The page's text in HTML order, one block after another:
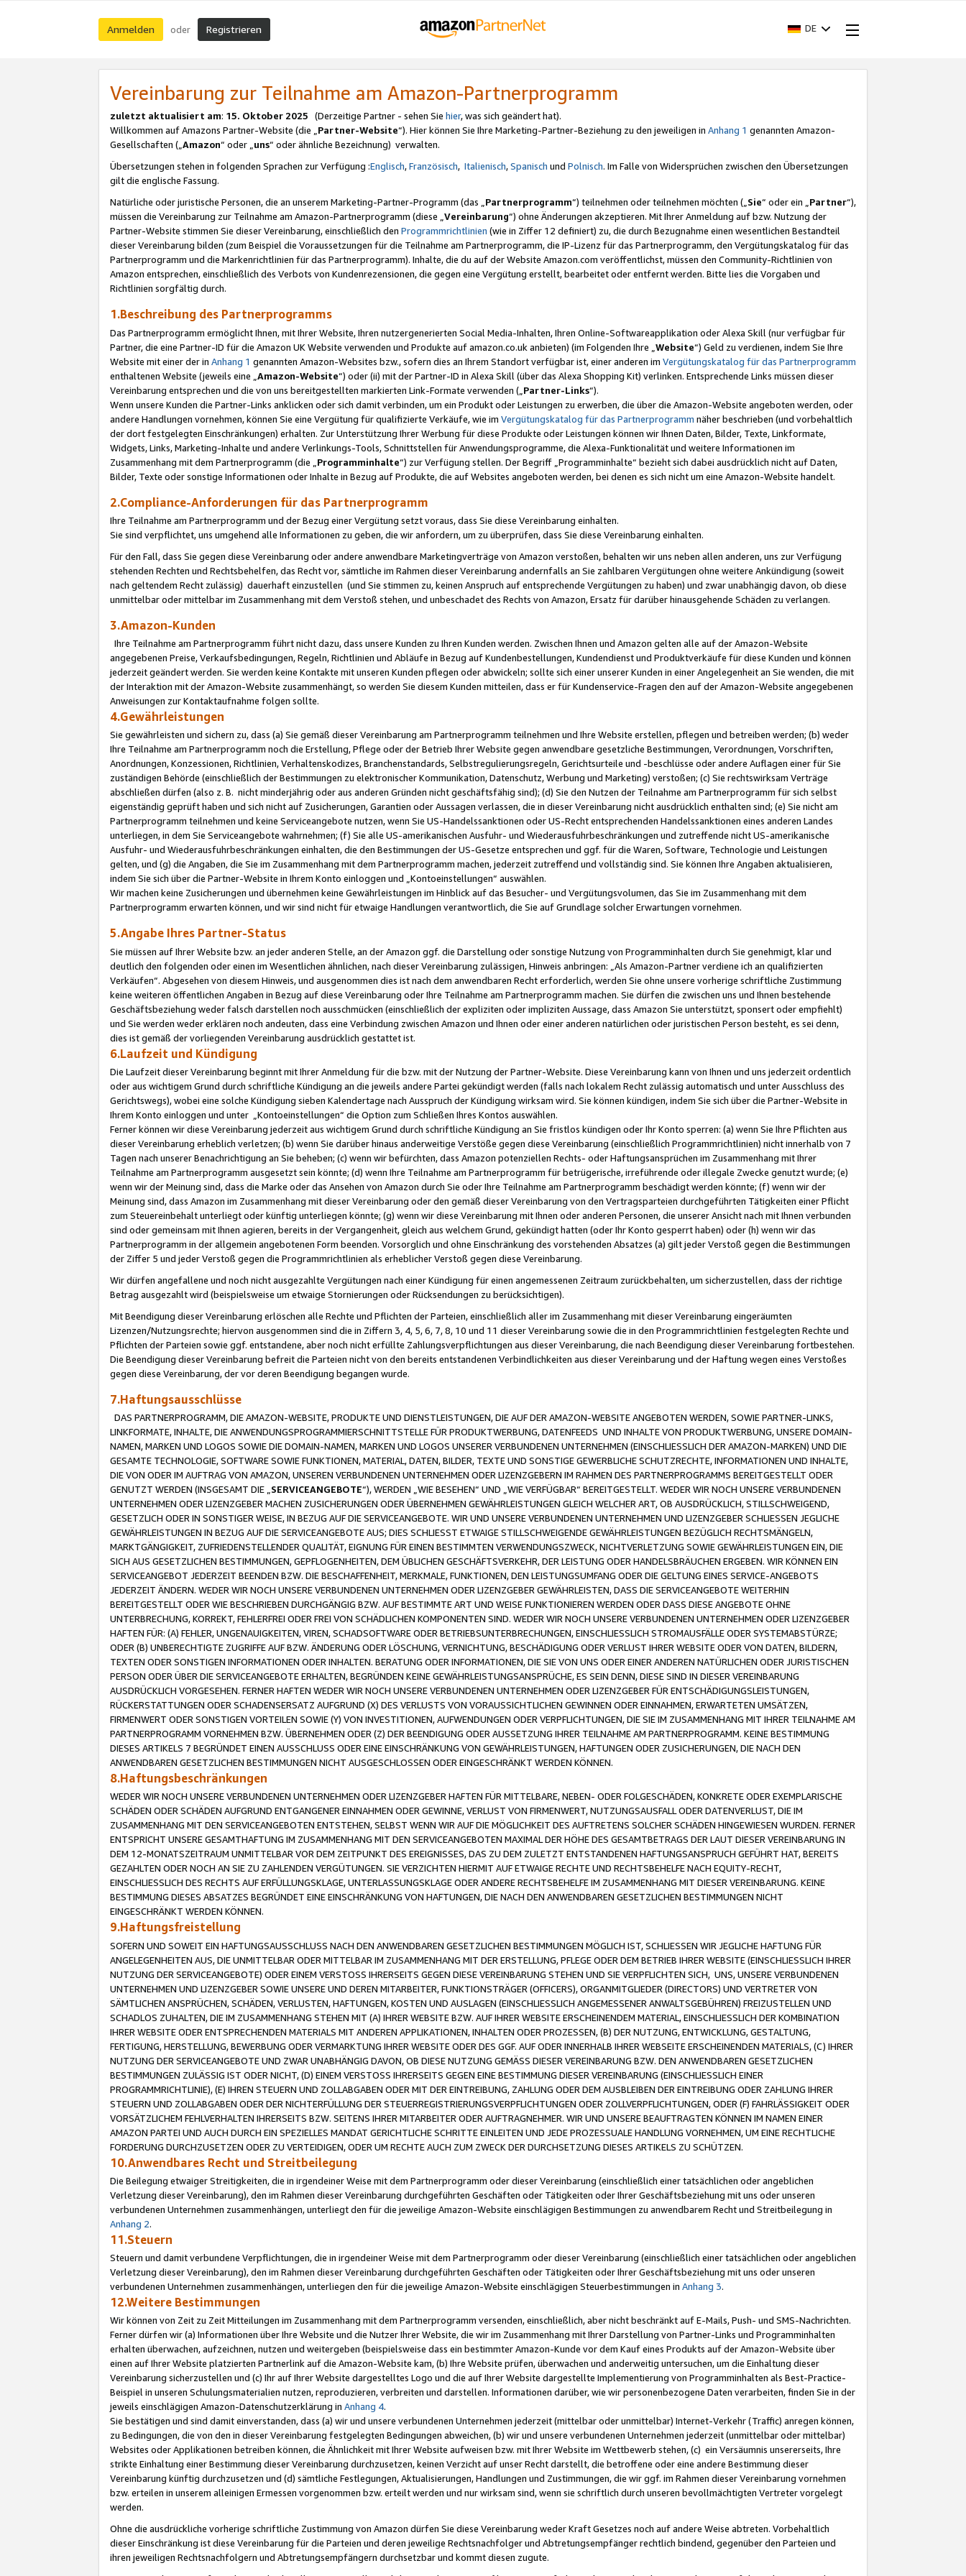
Anmelden oder Registrieren DE
Vereinbarung zur Teilnahme am Amazon-Partnerprogramm
zuletzt aktualisiert am: 15. Oktober 2025 (Derzeitige Partner - sehen Sie hier, was sich geändert hat).
Willkommen auf Amazons Partner-Website (die „Partner-Website“). Hier können Sie Ihre Marketing-Partner-Beziehung zu den jeweiligen in Anhang 1 genannten Amazon-
Gesellschaften („Amazon“ oder „uns“ oder ähnliche Bezeichnung) verwalten.
Übersetzungen stehen in folgenden Sprachen zur Verfügung :Englisch,Französisch, Italienisch,Spanisch und Polnisch. Im Falle von Widersprüchen zwischen den Übersetzungen
gilt die englische Fassung.
Natürliche oder juristische Personen, die an unserem Marketing-Partner-Programm (das „Partnerprogramm“) teilnehmen oder teilnehmen möchten („Sie“ oder ein „Partner“),
müssen die Vereinbarung zur Teilnahme am Amazon-Partnerprogramm (diese „Vereinbarung“) ohne Änderungen akzeptieren. Mit Ihrer Anmeldung auf bzw. Nutzung der
Partner-Website stimmen Sie dieser Vereinbarung, einschließlich den Programmrichtlinien (wie in Ziffer 12 definiert) zu, die durch Bezugnahme einen wesentlichen Bestandteil
dieser Vereinbarung bilden (zum Beispiel die Voraussetzungen für die Teilnahme am Partnerprogramm, die IP-Lizenz für das Partnerprogramm, den Vergütungskatalog für das
Partnerprogramm und die Markenrichtlinien für das Partnerprogramm). Inhalte, die du auf der Website Amazon.com veröffentlichst, müssen den Community-Richtlinien von
Amazon entsprechen, einschließlich des Verbots von Kundenrezensionen, die gegen eine Vergütung erstellt, bearbeitet oder entfernt werden. Bitte lies die Vorgaben und
Richtlinien sorgfältig durch.
1.Beschreibung des Partnerprogramms
Das Partnerprogramm ermöglicht Ihnen, mit Ihrer Website, Ihren nutzergenerierten Social Media-Inhalten, Ihren Online-Softwareapplikation oder Alexa Skill (nur verfügbar für
Partner, die eine Partner-ID für die Amazon UK Website verwenden und Produkte auf amazon.co.uk anbieten) (im Folgenden Ihre „ Website“) Geld zu verdienen, indem Sie Ihre
Website mit einer der in Anhang 1 genannten Amazon-Websites bzw., sofern dies an Ihrem Standort verfügbar ist, einer anderen im Vergütungskatalog für das Partnerprogramm
enthaltenen Website (jeweils eine „ Amazon-Website“) oder (ii) mit der Partner-ID in Alexa Skill (über das Alexa Shopping Kit) verlinken. Entsprechende Links müssen dieser
Vereinbarung entsprechen und die von uns bereitgestellten markierten Link-Formate verwenden („ Partner-Links“).
Wenn unsere Kunden die Partner-Links anklicken oder sich damit verbinden, um ein Produkt oder Leistungen zu erwerben, die über die Amazon-Website angeboten werden, oder
andere Handlungen vornehmen, können Sie eine Vergütung für qualifizierte Verkäufe, wie im Vergütungskatalog für das Partnerprogramm näher beschrieben (und vorbehaltlich
der dort festgelegten Einschränkungen) erhalten. Zur Unterstützung Ihrer Werbung für diese Produkte oder Leistungen können wir Ihnen Daten, Bilder, Texte, Linkformate,
Widgets, Links, Marketing-Inhalte und andere Verlinkungs-Tools, Schnittstellen für Anwendungsprogramme, die Alexa-Funktionalität und weitere Informationen im
Zusammenhang mit dem Partnerprogramm (die „ Programminhalte“) zur Verfügung stellen. Der Begriff „Programminhalte“ bezieht sich dabei ausdrücklich nicht auf Daten,
Bilder, Texte oder sonstige Informationen oder Inhalte in Bezug auf Produkte, die auf Websites angeboten werden, bei denen es sich nicht um eine Amazon-Website handelt.
2.Compliance-Anforderungen für das Partnerprogramm
Ihre Teilnahme am Partnerprogramm und der Bezug einer Vergütung setzt voraus, dass Sie diese Vereinbarung einhalten.
Sie sind verpflichtet, uns umgehend alle Informationen zu geben, die wir anfordern, um zu überprüfen, dass Sie diese Vereinbarung einhalten.
Für den Fall, dass Sie gegen diese Vereinbarung oder andere anwendbare Marketingverträge von Amazon verstoßen, behalten wir uns neben allen anderen, uns zur Verfügung
stehenden Rechten und Rechtsbehelfen, das Recht vor, sämtliche im Rahmen dieser Vereinbarung andernfalls an Sie zahlbaren Vergütungen ohne weitere Ankündigung (soweit
nach geltendem Recht zulässig) dauerhaft einzustellen (und Sie stimmen zu, keinen Anspruch auf entsprechende Vergütungen zu haben) und zwar unabhängig davon, ob diese
unmittelbar oder mittelbar im Zusammenhang mit dem Verstoß stehen, und unbeschadet des Rechts von Amazon, Ersatz für darüber hinausgehende Schäden zu verlangen.
3.Amazon-Kunden
Ihre Teilnahme am Partnerprogramm führt nicht dazu, dass unsere Kunden zu Ihren Kunden werden. Zwischen Ihnen und Amazon gelten alle auf der Amazon-Website
angegebenen Preise, Verkaufsbedingungen, Regeln, Richtlinien und Abläufe in Bezug auf Kundenbestellungen, Kundendienst und Produktverkäufe für diese Kunden und können
jederzeit geändert werden. Sie werden keine Kontakte mit unseren Kunden pflegen oder abwickeln; sollte sich einer unserer Kunden in einer Angelegenheit an Sie wenden, die mit
der Interaktion mit der Amazon-Website zusammenhängt, so werden Sie diesem Kunden mitteilen, dass er für Kundenservice-Fragen den auf der Amazon-Website angegebenen
Anweisungen zur Kontaktaufnahme folgen sollte.
4.Gewährleistungen
Sie gewährleisten und sichern zu, dass (a) Sie gemäß dieser Vereinbarung am Partnerprogramm teilnehmen und Ihre Website erstellen, pflegen und betreiben werden; (b) weder
Ihre Teilnahme am Partnerprogramm noch die Erstellung, Pflege oder der Betrieb Ihrer Website gegen anwendbare gesetzliche Bestimmungen, Verordnungen, Vorschriften,
Anordnungen, Konzessionen, Richtlinien, Verhaltenskodizes, Branchenstandards, Selbstregulierungsregeln, Gerichtsurteile und -beschlüsse oder andere Auflagen einer für Sie
zuständigen Behörde (einschließlich der Bestimmungen zu elektronischer Kommunikation, Datenschutz, Werbung und Marketing) verstoßen; (c) Sie rechtswirksam Verträge
abschließen dürfen (also z. B. nicht minderjährig oder aus anderen Gründen nicht geschäftsfähig sind); (d) Sie den Nutzen der Teilnahme am Partnerprogramm für sich selbst
eigenständig geprüft haben und sich nicht auf Zusicherungen, Garantien oder Aussagen verlassen, die in dieser Vereinbarung nicht ausdrücklich enthalten sind; (e) Sie nicht am
Partnerprogramm teilnehmen und keine Serviceangebote nutzen, wenn Sie US-Handelssanktionen oder US-Recht entsprechenden Handelssanktionen eines anderen Landes
unterliegen, in dem Sie Serviceangebote wahrnehmen; (f) Sie alle US-amerikanischen Ausfuhr- und Wiederausfuhrbeschränkungen und zutreffende nicht US-amerikanische
Ausfuhr- und Wiederausfuhrbeschränkungen einhalten, die den Bestimmungen der US-Gesetze entsprechen und ggf. für die Waren, Software, Technologie und Leistungen
gelten, und (g) die Angaben, die Sie im Zusammenhang mit dem Partnerprogramm machen, jederzeit zutreffend und vollständig sind. Sie können Ihre Angaben aktualisieren,
indem Sie sich über die Partner-Website in Ihrem Konto einloggen und „Kontoeinstellungen“ auswählen.
Wir machen keine Zusicherungen und übernehmen keine Gewährleistungen im Hinblick auf das Besucher- und Vergütungsvolumen, das Sie im Zusammenhang mit dem
Partnerprogramm erwarten können, und wir sind nicht für etwaige Handlungen verantwortlich, die Sie auf Grundlage solcher Erwartungen vornehmen.
5.Angabe Ihres Partner-Status
Sie müssen auf Ihrer Website bzw. an jeder anderen Stelle, an der Amazon ggf. die Darstellung oder sonstige Nutzung von Programminhalten durch Sie genehmigt, klar und
deutlich den folgenden oder einen im Wesentlichen ähnlichen, nach dieser Vereinbarung zulässigen, Hinweis anbringen: „Als Amazon-Partner verdiene ich an qualifizierten
Verkäufen“. Abgesehen von diesem Hinweis, und ausgenommen dies ist nach dem anwendbaren Recht erforderlich, werden Sie ohne unsere vorherige schriftliche Zustimmung
keine weiteren öffentlichen Angaben in Bezug auf diese Vereinbarung oder Ihre Teilnahme am Partnerprogramm machen. Sie dürfen die zwischen uns und Ihnen bestehende
Geschäftsbeziehung weder falsch darstellen noch ausschmücken (einschließlich der expliziten oder impliziten Aussage, dass Amazon Sie unterstützt, sponsert oder empfiehlt)
und Sie werden weder erklären noch andeuten, dass eine Verbindung zwischen Amazon und Ihnen oder einer anderen natürlichen oder juristischen Person besteht, es sei denn,
dies ist gemäß der vorliegenden Vereinbarung ausdrücklich gestattet ist.
6.Laufzeit und Kündigung
Die Laufzeit dieser Vereinbarung beginnt mit Ihrer Anmeldung für die bzw. mit der Nutzung der Partner-Website. Diese Vereinbarung kann von Ihnen und uns jederzeit ordentlich
oder aus wichtigem Grund durch schriftliche Kündigung an die jeweils andere Partei gekündigt werden (falls nach lokalem Recht zulässig automatisch und unter Ausschluss des
Gerichtswegs), wobei eine solche Kündigung sieben Kalendertage nach Ausspruch der Kündigung wirksam wird. Sie können kündigen, indem Sie sich über die Partner-Website in
Ihrem Konto einloggen und unter „Kontoeinstellungen“ die Option zum Schließen Ihres Kontos auswählen.
Ferner können wir diese Vereinbarung jederzeit aus wichtigem Grund durch schriftliche Kündigung an Sie fristlos kündigen oder Ihr Konto sperren: (a) wenn Sie Ihre Pflichten aus
dieser Vereinbarung erheblich verletzen; (b) wenn Sie darüber hinaus anderweitige Verstöße gegen diese Vereinbarung (einschließlich Programmrichtlinien) nicht innerhalb von 7
Tagen nach unserer Benachrichtigung an Sie beheben; (c) wenn wir befürchten, dass Amazon potenziellen Rechts- oder Haftungsansprüchen im Zusammenhang mit Ihrer
Teilnahme am Partnerprogramm ausgesetzt sein könnte; (d) wenn Ihre Teilnahme am Partnerprogramm für betrügerische, irreführende oder illegale Zwecke genutzt wurde; (e)
wenn wir der Meinung sind, dass die Marke oder das Ansehen von Amazon durch Sie oder Ihre Teilnahme am Partnerprogramm beschädigt werden könnte; (f) wenn wir der
Meinung sind, dass Amazon im Zusammenhang mit dieser Vereinbarung oder den gemäß dieser Vereinbarung von den Vertragsparteien durchgeführten Tätigkeiten einer Pflicht
zum Steuereinbehalt unterliegt oder künftig unterliegen könnte; (g) wenn wir diese Vereinbarung mit Ihnen oder anderen Personen, die unserer Ansicht nach mit Ihnen verbunden
sind oder gemeinsam mit Ihnen agieren, bereits in der Vergangenheit, gleich aus welchem Grund, gekündigt hatten (oder Ihr Konto gesperrt haben) oder (h) wenn wir das
Partnerprogramm in der allgemein angebotenen Form beenden. Vorsorglich und ohne Einschränkung des vorstehenden Absatzes (a) gilt jeder Verstoß gegen die Bestimmungen
der Ziffer 5 und jeder Verstoß gegen die Programmrichtlinien als erheblicher Verstoß gegen diese Vereinbarung.
Wir dürfen angefallene und noch nicht ausgezahlte Vergütungen nach einer Kündigung für einen angemessenen Zeitraum zurückbehalten, um sicherzustellen, dass der richtige
Betrag ausgezahlt wird (beispielsweise um etwaige Stornierungen oder Rücksendungen zu berücksichtigen).
Mit Beendigung dieser Vereinbarung erlöschen alle Rechte und Pflichten der Parteien, einschließlich aller im Zusammenhang mit dieser Vereinbarung eingeräumten
Lizenzen/Nutzungsrechte; hiervon ausgenommen sind die in Ziffern 3, 4, 5, 6, 7, 8, 10 und 11 dieser Vereinbarung sowie die in den Programmrichtlinien festgelegten Rechte und
Pflichten der Parteien sowie ggf. entstandene, aber noch nicht erfüllte Zahlungsverpflichtungen aus dieser Vereinbarung, die nach Beendigung dieser Vereinbarung fortbestehen.
Die Beendigung dieser Vereinbarung befreit die Parteien nicht von den bereits entstandenen Verbindlichkeiten aus dieser Vereinbarung und der Haftung wegen eines Verstoßes
gegen diese Vereinbarung, der vor deren Beendigung begangen wurde.
7.Haftungsausschlüsse
DAS PARTNERPROGRAMM, DIE AMAZON-WEBSITE, PRODUKTE UND DIENSTLEISTUNGEN, DIE AUF DER AMAZON-WEBSITE ANGEBOTEN WERDEN, SOWIE PARTNER-LINKS,
LINKFORMATE, INHALTE, DIE ANWENDUNGSPROGRAMMIERSCHNITTSTELLE FÜR PRODUKTWERBUNG, DATENFEEDS UND INHALTE VON PRODUKTWERBUNG, UNSERE DOMAIN-
NAMEN, MARKEN UND LOGOS SOWIE DIE DOMAIN-NAMEN, MARKEN UND LOGOS UNSERER VERBUNDENEN UNTERNEHMEN (EINSCHLIESSLICH DER AMAZON-MARKEN) UND DIE
GESAMTE TECHNOLOGIE, SOFTWARE SOWIE FUNKTIONEN, MATERIAL, DATEN, BILDER, TEXTE UND SONSTIGE GEWERBLICHE SCHUTZRECHTE, INFORMATIONEN UND INHALTE,
DIE VON ODER IM AUFTRAG VON AMAZON, UNSEREN VERBUNDENEN UNTERNEHMEN ODER LIZENZGEBERN IM RAHMEN DES PARTNERPROGRAMMS BEREITGESTELLT ODER
GENUTZT WERDEN (INSGESAMT DIE „ SERVICEANGEBOTE“), WERDEN „WIE BESEHEN“ UND „WIE VERFÜGBAR“ BEREITGESTELLT. WEDER WIR NOCH UNSERE VERBUNDENEN
UNTERNEHMEN ODER LIZENZGEBER MACHEN ZUSICHERUNGEN ODER ÜBERNEHMEN GEWÄHRLEISTUNGEN GLEICH WELCHER ART, OB AUSDRÜCKLICH, STILLSCHWEIGEND,
GESETZLICH ODER IN SONSTIGER WEISE, IN BEZUG AUF DIE SERVICEANGEBOTE. WIR UND UNSERE VERBUNDENEN UNTERNEHMEN UND LIZENZGEBER SCHLIESSEN JEGLICHE
GEWÄHRLEISTUNGEN IN BEZUG AUF DIE SERVICEANGEBOTE AUS; DIES SCHLIESST ETWAIGE STILLSCHWEIGENDE GEWÄHRLEISTUNGEN BEZÜGLICH RECHTSMÄNGELN,
MARKTGÄNGIGKEIT, ZUFRIEDENSTELLENDER QUALITÄT, EIGNUNG FÜR EINEN BESTIMMTEN VERWENDUNGSZWECK, NICHTVERLETZUNG SOWIE GEWÄHRLEISTUNGEN EIN, DIE
SICH AUS GESETZLICHEN BESTIMMUNGEN, GEPFLOGENHEITEN, DEM ÜBLICHEN GESCHÄFTSVERKEHR, DER LEISTUNG ODER HANDELSBRÄUCHEN ERGEBEN. WIR KÖNNEN EIN
SERVICEANGEBOT JEDERZEIT BEENDEN BZW. DIE BESCHAFFENHEIT, MERKMALE, FUNKTIONEN, DEN LEISTUNGSUMFANG ODER DIE GELTUNG EINES SERVICE-ANGEBOTS
JEDERZEIT ÄNDERN. WEDER WIR NOCH UNSERE VERBUNDENEN UNTERNEHMEN ODER LIZENZGEBER GEWÄHRLEISTEN, DASS DIE SERVICEANGEBOTE WEITERHIN
BEREITGESTELLT ODER WIE BESCHRIEBEN DURCHGÄNGIG BZW. AUF BESTIMMTE ART UND WEISE FUNKTIONIEREN WERDEN ODER DASS DIESE ANGEBOTE OHNE
UNTERBRECHUNG, KORREKT, FEHLERFREI ODER FREI VON SCHÄDLICHEN KOMPONENTEN SIND. WEDER WIR NOCH UNSERE VERBUNDENEN UNTERNEHMEN ODER LIZENZGEBER
HAFTEN FÜR: (A) FEHLER, UNGENAUIGKEITEN, VIREN, SCHADSOFTWARE ODER BETRIEBSUNTERBRECHUNGEN, EINSCHLIESSLICH STROMAUSFÄLLE ODER SYSTEMABSTÜRZE;
ODER (B) UNBERECHTIGTE ZUGRIFFE AUF BZW. ÄNDERUNG ODER LÖSCHUNG, VERNICHTUNG, BESCHÄDIGUNG ODER VERLUST IHRER WEBSITE ODER VON DATEN, BILDERN,
TEXTEN ODER SONSTIGEN INFORMATIONEN ODER INHALTEN. BERATUNG ODER INFORMATIONEN, DIE SIE VON UNS ODER EINER ANDEREN NATÜRLICHEN ODER JURISTISCHEN
PERSON ODER ÜBER DIE SERVICEANGEBOTE ERHALTEN, BEGRÜNDEN KEINE GEWÄHRLEISTUNGSANSPRÜCHE, ES SEIN DENN, DIESE SIND IN DIESER VEREINBARUNG
AUSDRÜCKLICH VORGESEHEN. FERNER HAFTEN WEDER WIR NOCH UNSERE VERBUNDENEN UNTERNEHMEN ODER LIZENZGEBER FÜR ENTSCHÄDIGUNGSLEISTUNGEN,
RÜCKERSTATTUNGEN ODER SCHADENSERSATZ AUFGRUND (X) DES VERLUSTS VON VORAUSSICHTLICHEN GEWINNEN ODER EINNAHMEN, ERWARTETEN UMSÄTZEN,
FIRMENWERT ODER SONSTIGEN VORTEILEN SOWIE (Y) VON INVESTITIONEN, AUFWENDUNGEN ODER VERPFLICHTUNGEN, DIE SIE IM ZUSAMMENHANG MIT IHRER TEILNAHME AM
PARTNERPROGRAMM VORNEHMEN BZW. ÜBERNEHMEN ODER (Z) DER BEENDIGUNG ODER AUSSETZUNG IHRER TEILNAHME AM PARTNERPROGRAMM. KEINE BESTIMMUNG
DIESES ARTIKELS 7 BEGRÜNDET EINEN AUSSCHLUSS ODER EINE EINSCHRÄNKUNG VON GEWÄHRLEISTUNGEN, HAFTUNGEN ODER ZUSICHERUNGEN, DIE NACH DEN
ANWENDBAREN GESETZLICHEN BESTIMMUNGEN NICHT AUSGESCHLOSSEN ODER EINGESCHRÄNKT WERDEN KÖNNEN.
8.Haftungsbeschränkungen
WEDER WIR NOCH UNSERE VERBUNDENEN UNTERNEHMEN ODER LIZENZGEBER HAFTEN FÜR MITTELBARE, NEBEN- ODER FOLGESCHÄDEN, KONKRETE ODER EXEMPLARISCHE
SCHÄDEN ODER SCHÄDEN AUFGRUND ENTGANGENER EINNAHMEN ODER GEWINNE, VERLUST VON FIRMENWERT, NUTZUNGSAUSFALL ODER DATENVERLUST, DIE IM
ZUSAMMENHANG MIT DEN SERVICEANGEBOTEN ENTSTEHEN, SELBST WENN WIR AUF DIE MÖGLICHKEIT DES AUFTRETENS SOLCHER SCHÄDEN HINGEWIESEN WURDEN. FERNER
ENTSPRICHT UNSERE GESAMTHAFTUNG IM ZUSAMMENHANG MIT DEN SERVICEANGEBOTEN MAXIMAL DER HÖHE DES GESAMTBETRAGS DER LAUT DIESER VEREINBARUNG IN
DEM 12-MONATSZEITRAUM UNMITTELBAR VOR DEM ZEITPUNKT DES EREIGNISSES, DAS ZU DEM ZULETZT ENTSTANDENEN HAFTUNGSANSPRUCH GEFÜHRT HAT, BEREITS
GEZAHLTEN ODER NOCH AN SIE ZU ZAHLENDEN VERGÜTUNGEN. SIE VERZICHTEN HIERMIT AUF ETWAIGE RECHTE UND RECHTSBEHELFE NACH EQUITY-RECHT,
EINSCHLIESSLICH DES RECHTS AUF ERFÜLLUNGSKLAGE, UNTERLASSUNGSKLAGE ODER ANDERE RECHTSBEHELFE IM ZUSAMMENHANG MIT DIESER VEREINBARUNG. KEINE
BESTIMMUNG DIESES ABSATZES BEGRÜNDET EINE EINSCHRÄNKUNG VON HAFTUNGEN, DIE NACH DEN ANWENDBAREN GESETZLICHEN BESTIMMUNGEN NICHT
EINGESCHRÄNKT WERDEN KÖNNEN.
9.Haftungsfreistellung
SOFERN UND SOWEIT EIN HAFTUNGSAUSSCHLUSS NACH DEN ANWENDBAREN GESETZLICHEN BESTIMMUNGEN MÖGLICH IST, SCHLIESSEN WIR JEGLICHE HAFTUNG FÜR
ANGELEGENHEITEN AUS, DIE UNMITTELBAR ODER MITTELBAR IM ZUSAMMENHANG MIT DER ERSTELLUNG, PFLEGE ODER DEM BETRIEB IHRER WEBSITE (EINSCHLIESSLICH IHRER
NUTZUNG DER SERVICEANGEBOTE) ODER EINEM VERSTOSS IHRERSEITS GEGEN DIESE VEREINBARUNG STEHEN UND SIE VERPFLICHTEN SICH, UNS, UNSERE VERBUNDENEN
UNTERNEHMEN UND LIZENZGEBER SOWIE UNSERE UND DEREN MITARBEITER, FUNKTIONSTRÄGER (OFFICERS), ORGANMITGLIEDER (DIRECTORS) UND VERTRETER VON
SÄMTLICHEN ANSPRÜCHEN, SCHÄDEN, VERLUSTEN, HAFTUNGEN, KOSTEN UND AUSLAGEN (EINSCHLIESSLICH ANGEMESSENER ANWALTSGEBÜHREN) FREIZUSTELLEN UND
SCHADLOS ZUHALTEN, DIE IM ZUSAMMENHANG STEHEN MIT (A) IHRER WEBSITE BZW. AUF IHRER WEBSITE ERSCHEINENDEM MATERIAL, EINSCHLIESSLICH DER KOMBINATION
IHRER WEBSITE ODER ENTSPRECHENDEN MATERIALS MIT ANDEREN APPLIKATIONEN, INHALTEN ODER PROZESSEN, (B) DER NUTZUNG, ENTWICKLUNG, GESTALTUNG,
FERTIGUNG, HERSTELLUNG, BEWERBUNG ODER VERMARKTUNG IHRER WEBSITE ODER DES GGF. AUF ODER INNERHALB IHRER WEBSEITE ERSCHEINENDEN MATERIALS, (C) IHRER
NUTZUNG DER SERVICEANGEBOTE UND ZWAR UNABHÄNGIG DAVON, OB DIESE NUTZUNG GEMÄSS DIESER VEREINBARUNG BZW. DEN ANWENDBAREN GESETZLICHEN
BESTIMMUNGEN ZULÄSSIG IST ODER NICHT, (D) EINEM VERSTOSS IHRERSEITS GEGEN EINE BESTIMMUNG DIESER VEREINBARUNG (EINSCHLIESSLICH EINER
PROGRAMMRICHTLINIE), (E) IHREN STEUERN UND ZOLLABGABEN ODER MIT DER EINTREIBUNG, ZAHLUNG ODER DEM AUSBLEIBEN DER EINTREIBUNG ODER ZAHLUNG IHRER
STEUERN UND ZOLLABGABEN ODER DER NICHTERFÜLLUNG DER STEUERREGISTRIERUNGSVERPFLICHTUNGEN ODER ZOLLVERPFLICHTUNGEN, ODER (F) FAHRLÄSSIGKEIT ODER
VORSÄTZLICHEM FEHLVERHALTEN IHRERSEITS BZW. SEITENS IHRER MITARBEITER ODER AUFTRAGNEHMER. WIR UND UNSERE BEAUFTRAGTEN KÖNNEN IM NAMEN EINER
AMAZON PARTEI UND AUCH DURCH EIN SPEZIELLES MANDAT GERICHTLICHE SCHRITTE EINLEITEN UND JEDE PROZESSUALE HANDLUNG VORNEHMEN, UM EINE RECHTLICHE
FORDERUNG DURCHZUSETZEN ODER ZU VERTEIDIGEN, ODER UM RECHTE AUCH ZUM ZWECK DER DURCHSETZUNG DIESES ARTIKELS ZU SCHÜTZEN.
10.Anwendbares Recht und Streitbeilegung
Die Beilegung etwaiger Streitigkeiten, die in irgendeiner Weise mit dem Partnerprogramm oder dieser Vereinbarung (einschließlich einer tatsächlichen oder angeblichen
Verletzung dieser Vereinbarung), den im Rahmen dieser Vereinbarung durchgeführten Geschäften oder Tätigkeiten oder Ihrer Geschäftsbeziehung mit uns oder unseren
verbundenen Unternehmen zusammenhängen, unterliegt den für die jeweilige Amazon-Website einschlägigen Bestimmungen zu anwendbarem Recht und Streitbeilegung in
Anhang 2.
11.Steuern
Steuern und damit verbundene Verpflichtungen, die in irgendeiner Weise mit dem Partnerprogramm oder dieser Vereinbarung (einschließlich einer tatsächlichen oder angeblichen
Verletzung dieser Vereinbarung), den im Rahmen dieser Vereinbarung durchgeführten Geschäften oder Tätigkeiten oder Ihrer Geschäftsbeziehung mit uns oder unseren
verbundenen Unternehmen zusammenhängen, unterliegen den für die jeweilige Amazon-Website einschlägigen Steuerbestimmungen in Anhang 3.
12.Weitere Bestimmungen
Wir können von Zeit zu Zeit Mitteilungen im Zusammenhang mit dem Partnerprogramm versenden, einschließlich, aber nicht beschränkt auf E-Mails, Push- und SMS-Nachrichten.
Ferner dürfen wir (a) Informationen über Ihre Website und die Nutzer Ihrer Website, die wir im Zusammenhang mit Ihrer Darstellung von Partner-Links und Programminhalten
erhalten überwachen, aufzeichnen, nutzen und weitergeben (beispielsweise dass ein bestimmter Amazon-Kunde vor dem Kauf eines Produkts auf der Amazon-Website über
einen auf Ihrer Website platzierten Partnerlink auf die Amazon-Website kam, (b) Ihre Website prüfen, überwachen und anderweitig untersuchen, um die Einhaltung dieser
Vereinbarung sicherzustellen und (c) Ihr auf Ihrer Website dargestelltes Logo und die auf Ihrer Website dargestellte Implementierung von Programminhalten als Best-Practice-
Beispiel in unseren Schulungsmaterialien nutzen, reproduzieren, verbreiten und darstellen. Informationen darüber, wie wir personenbezogene Daten verarbeiten, finden Sie in der
jeweils einschlägigen Amazon-Datenschutzerklärung in Anhang 4.
Sie bestätigen und sind damit einverstanden, dass (a) wir und unsere verbundenen Unternehmen jederzeit (mittelbar oder unmittelbar) Internet-Verkehr (Traffic) anregen können,
zu Bedingungen, die von den in dieser Vereinbarung festgelegten Bedingungen abweichen, (b) wir und unsere verbundenen Unternehmen jederzeit (unmittelbar oder mittelbar)
Websites oder Applikationen betreiben können, die Ähnlichkeit mit Ihrer Website aufweisen bzw. mit Ihrer Website im Wettbewerb stehen, (c) ein Versäumnis unsererseits, Ihre
strikte Einhaltung einer Bestimmung dieser Vereinbarung durchzusetzen, keinen Verzicht auf unser Recht darstellt, die betroffene oder eine andere Bestimmung dieser
Vereinbarung künftig durchzusetzen und (d) sämtliche Festlegungen, Aktualisierungen, Handlungen und Zustimmungen, die wir ggf. im Rahmen dieser Vereinbarung vornehmen
bzw. erteilen in unserem alleinigen Ermessen vorgenommen bzw. erteilt werden und nur wirksam sind, wenn sie schriftlich durch unseren bevollmächtigten Vertreter vorgelegt
werden.
Ohne die ausdrückliche vorherige schriftliche Zustimmung von Amazon dürfen Sie diese Vereinbarung weder Kraft Gesetzes noch auf andere Weise abtreten. Vorbehaltlich
dieser Einschränkung ist diese Vereinbarung für die Parteien und deren jeweilige Rechtsnachfolger und Abtretungsempfänger rechtlich bindend, gegenüber den Parteien und
ihren jeweiligen Rechtsnachfolgern und Abtretungsempfängern durchsetzbar und kommt diesen zugute.